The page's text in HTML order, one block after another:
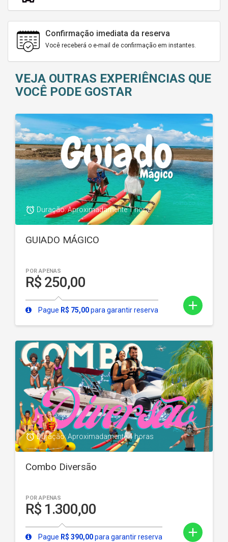
Confirmação imediata da reserva
Você receberá o e-mail de confirmação em instantes.
VEJA OUTRAS EXPERIÊNCIAS QUE
VOCÊ PODE GOSTAR
add
access_alarm Duração: Aproximadamente 1 hora
GUIADO MÁGICO
POR APENAS
R$ 250,00
Pague R$ 75,00para garantir reserva
add
access_alarmDuração: Aproximadamente 4 horas
Combo Diversão
POR APENAS
R$ 1.300,00
Pague R$ 390,00para garantir reserva